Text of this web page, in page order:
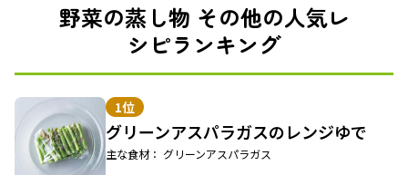
野菜の蒸し物 その他の人気レ
シピランキング
1位
グリーンアスパラガスのレンジゆで
主な食材： グリーンアスパラガス